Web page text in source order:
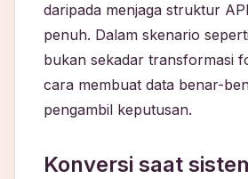
daripada menjaga struktur
penuh. Dalam skenario
bukan sekadar transformasi
cara membuat data benar-
pengambil keputusan.
Konversi saat